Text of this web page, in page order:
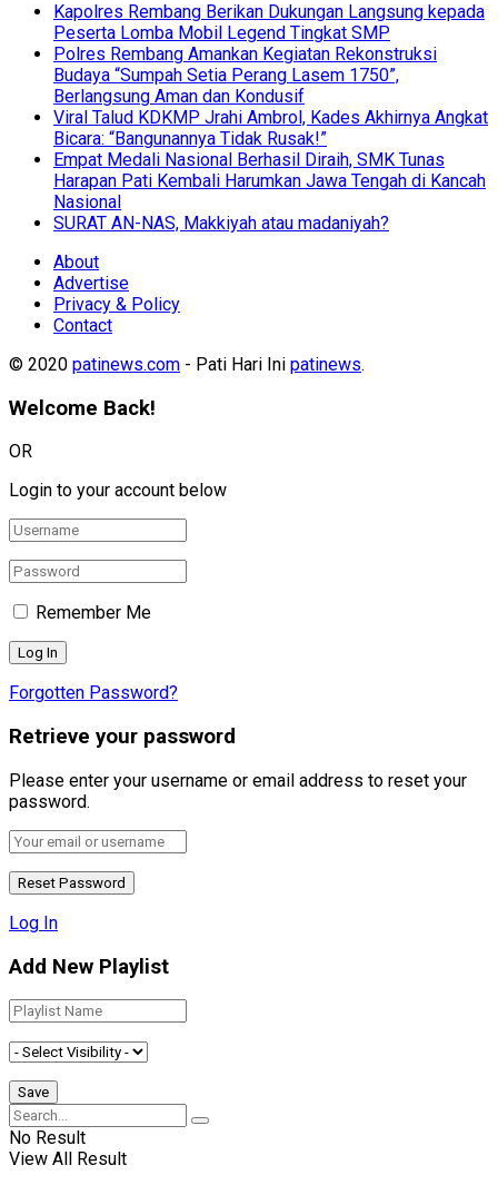
Kapolres Rembang Berikan Dukungan Langsung kepada
Peserta Lomba Mobil Legend Tingkat SMP
Polres Rembang Amankan Kegiatan Rekonstruksi
Budaya “Sumpah Setia Perang Lasem 1750”,
Berlangsung Aman dan Kondusif
Viral Talud KDKMP Jrahi Ambrol, Kades Akhirnya Angkat
Bicara: “Bangunannya Tidak Rusak!”
Empat Medali Nasional Berhasil Diraih, SMK Tunas
Harapan Pati Kembali Harumkan Jawa Tengah di Kancah
Nasional
SURAT AN-NAS, Makkiyah atau madaniyah?
About
Advertise
Privacy & Policy
Contact
© 2020 patinews.com - Pati Hari Ini patinews.
Welcome Back!
OR
Login to your account below
Remember Me
Forgotten Password?
Retrieve your password
Please enter your username or email address to reset your
password.
Log In
Add New Playlist
No Result
View All Result